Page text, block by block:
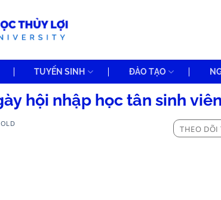
TUYỂN SINH ĐÀO TẠO
hội nhập học tân sinh
THEO DÕI